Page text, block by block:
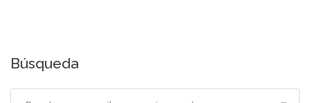
Búsqueda